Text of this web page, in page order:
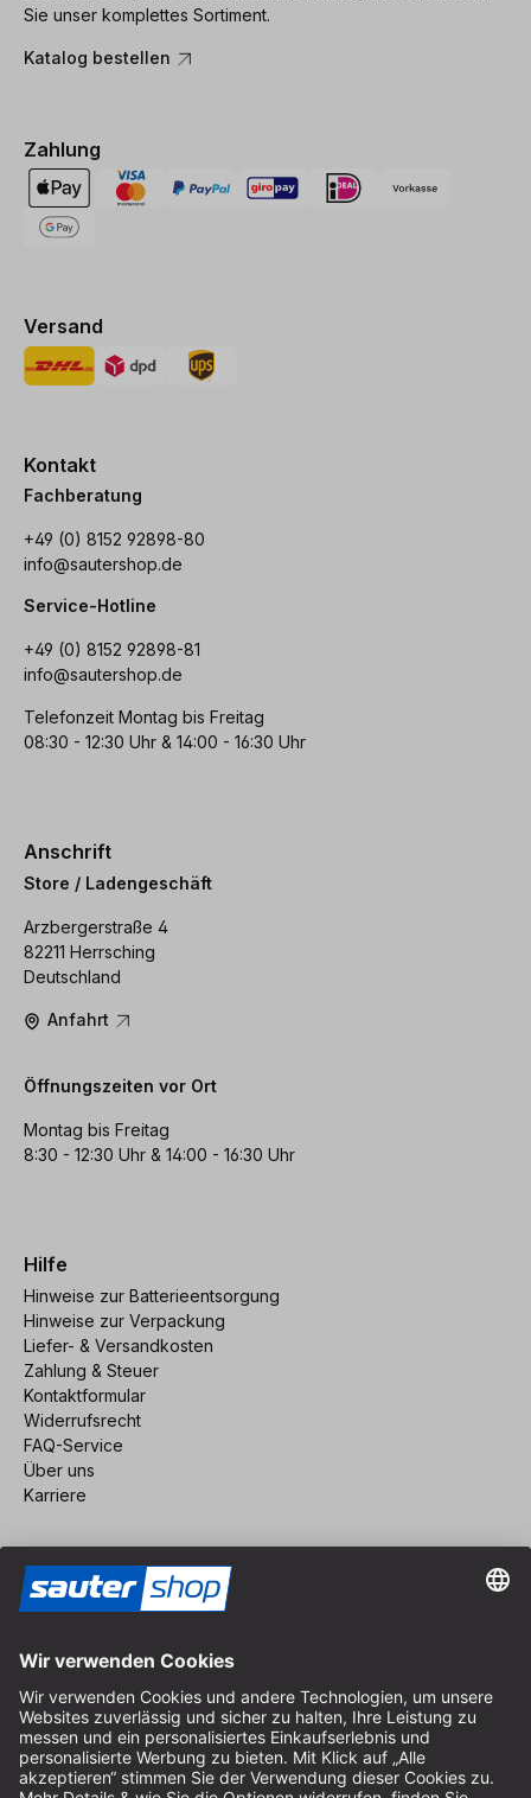
Sie unser komplettes Sortiment.
Katalog bestellen
Zahlung
Versand
Kontakt
Fachberatung
+49 (0) 8152 92898-80
info@sautershop.de
Service-Hotline
+49 (0) 8152 92898-81
info@sautershop.de
Telefonzeit Montag bis Freitag
08:30 - 12:30 Uhr & 14:00 - 16:30 Uhr
Anschrift
Store / Ladengeschäft
Arzbergerstraße 4
82211 Herrsching
Deutschland
Anfahrt
Öffnungszeiten vor Ort
Montag bis Freitag
8:30 - 12:30 Uhr & 14:00 - 16:30 Uhr
Hilfe
Hinweise zur Batterieentsorgung
Hinweise zur Verpackung
Liefer- & Versandkosten
Zahlung & Steuer
Kontaktformular
Widerrufsrecht
FAQ-Service
Über uns
Karriere
Impressum
AGB
Datenschutz